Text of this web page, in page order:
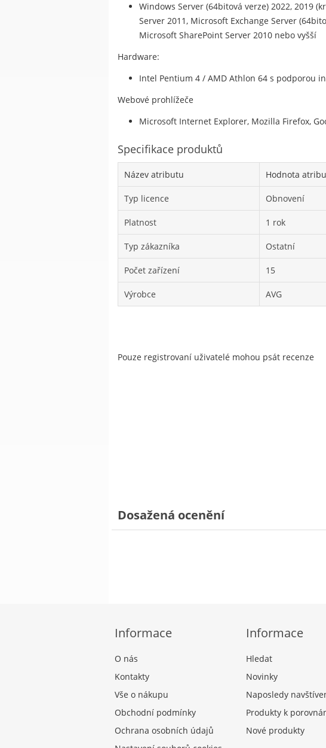
Windows Server (64bitová verze) 2022, 2019
Server 2011, Microsoft Exchange Server
Microsoft SharePoint Server 2010 nebo vyšší
Hardware:
Intel Pentium 4 / AMD Athlon 64 s podporou
Webové prohlížeče
Microsoft Internet Explorer, Mozilla Firefox,
Specifikace produktů
Název atributu Hodnota
Typ licence Obnovení
Platnost 1 rok
Typ zákazníka Ostatní
Počet zařízení 15
Výrobce AVG
Pouze registrovaní uživatelé mohou psát recenze
Dosažená ocenění
Informace
O nás
Kontakty
Vše o nákupu
Obchodní podmínky
Ochrana osobních údajů
Informace
Hledat
Novinky
Naposledy
Produkty k
Nové produkty